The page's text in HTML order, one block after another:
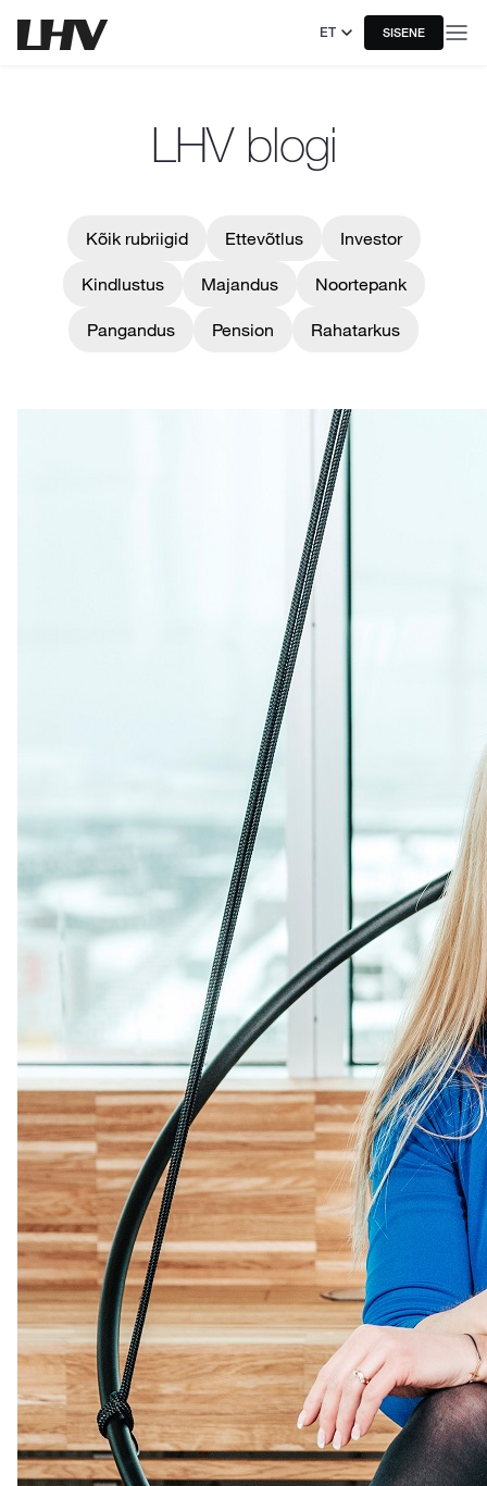
ET SISENE
LHV blogi
Kõik rubriigid Ettevõtlus Investor
Kindlustus Majandus Noortepank
Pangandus Pension Rahatarkus